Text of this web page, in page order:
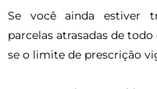
Se você ainda estiver
parcelas atrasadas de
se o limite de prescrição